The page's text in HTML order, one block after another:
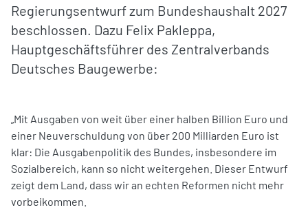
Regierungsentwurf zum Bundeshaushalt 2027
beschlossen. Dazu Felix Pakleppa,
Hauptgeschäftsführer des Zentralverbands
Deutsches Baugewerbe:
„Mit Ausgaben von weit über einer halben Billion Euro und
einer Neuverschuldung von über 200 Milliarden Euro ist
klar: Die Ausgabenpolitik des Bundes, insbesondere im
Sozialbereich, kann so nicht weitergehen. Dieser Entwurf
zeigt dem Land, dass wir an echten Reformen nicht mehr
vorbeikommen.